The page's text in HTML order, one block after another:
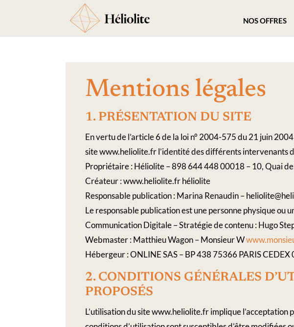
NOS OFFRES
Mentions légales
1.​ PRÉSENTATION​ ​DU​ ​SITE
En vertu de l’article 6 de la loi n° 2004-575 du 21 juin
site www.heliolite.fr l’identité des différents intervenants
Propriétaire : Héliolite – 898 644 448 00018 – 10, Quai
Créateur : www.heliolite.fr héliolite
Responsable publication : Marina Renaudin –
Le responsable publication est une personne physique ou
Communication Digitale – Stratégie de contenu : Hugo
Webmaster : Matthieu Wagon – Monsieur W
Hébergeur : ONLINE SAS – BP 438 75366 PARIS CEDEX
2.​ CONDITIONS​ ​GÉNÉRALES​
PROPOSÉS
L’utilisation du site www.heliolite.fr implique